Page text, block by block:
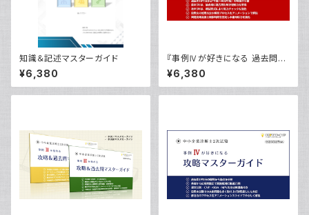
知識＆記述マスターガイド
¥6,380
『事例Ⅳが好きになる 過去問マ
スターガイド』
¥6,380